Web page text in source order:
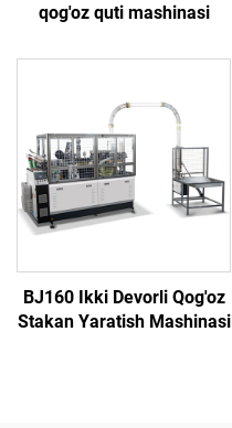
qog'oz quti mashinasi
BJ160 Ikki Devorli Qog'oz
Stakan Yaratish Mashinasi